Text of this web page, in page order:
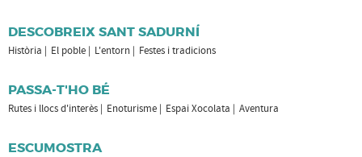
DESCOBREIX SANT SADURNÍ
Història El poble L'entorn Festes i tradicions
PASSA-T'HO BÉ
Rutes i llocs d'interès Enoturisme Espai Xocolata Aventura
ESCUMOSTRA